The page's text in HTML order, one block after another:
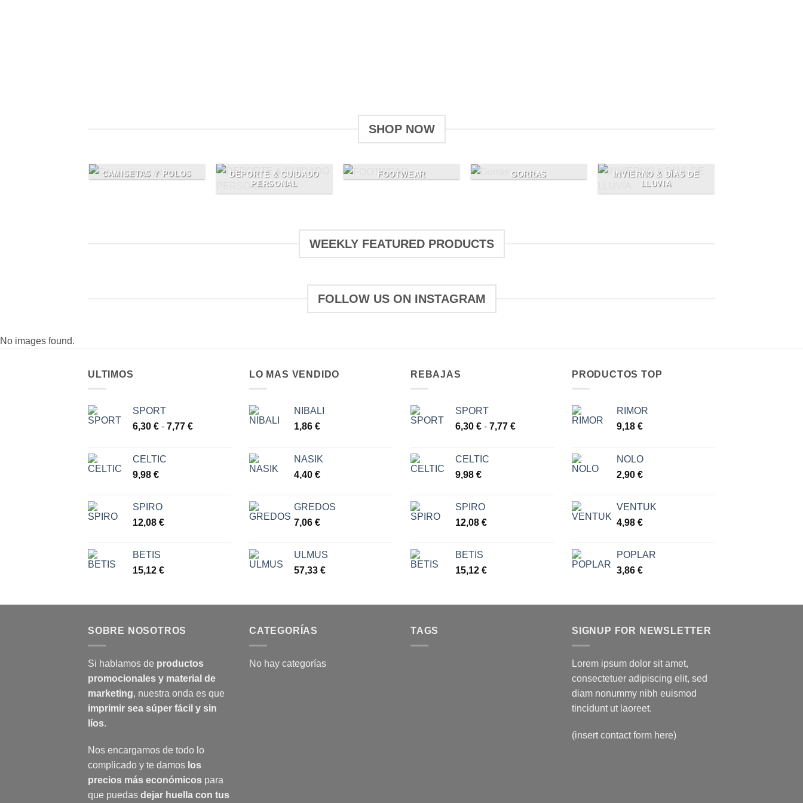
SHOP NOW
CAMISETAS Y POLOS
DEPORTE & CUIDADO
PERSONAL
FOOTWEAR GORRAS
INVIERNO & DÍAS DE
LLUVIA
WEEKLY FEATURED PRODUCTS
FOLLOW US ON INSTAGRAM
No images found.
ULTIMOS
SPORT
6,30 € - 7,77 €Rango
CELTIC
9,98 €
SPIRO
12,08 €
BETIS
15,12 €
LO MAS VENDIDO
NIBALI
1,86 €
NASIK
4,40 €
GREDOS
7,06 €
ULMUS
57,33 €
REBAJAS
SPORT
6,30 € - 7,77 €Rango
CELTIC
9,98 €
SPIRO
12,08 €
BETIS
15,12 €
PRODUCTOS TOP
RIMOR
9,18 €
NOLO
2,90 €
VENTUK
4,98 €
POPLAR
3,86 €
SOBRE NOSOTROS
Si hablamos de productos
promocionales y material de
marketing, nuestra onda es que
imprimir sea súper fácil y sin
líos.
Nos encargamos de todo lo
complicado y te damos los
precios más económicos para
que puedas dejar huella con tus
CATEGORÍAS
No hay categorías
TAGS SIGNUP FOR NEWSLETTER
Lorem ipsum dolor sit amet,
consectetuer adipiscing elit, sed
diam nonummy nibh euismod
tincidunt ut laoreet.
(insert contact form here)